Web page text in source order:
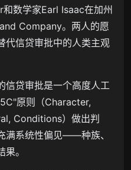
数学家Earl Isaac在加州
Company。两人的愿
代信贷审批中的人类主观
信贷审批是一个高度人工
原则（Character,
Conditions）做出判
满系统性偏见——种族、
。